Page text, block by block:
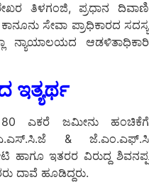
ತಿಳಗಂಜಿ, ಪ್ರಧಾನ ದಿವಾಣಿ
ಸೇವಾ ಪ್ರಾಧಿಕಾರದ ಸದಸ್ಯ
ನ್ಯಾಯಾಲಯದ ಆಡಳಿತಾಧಿಕಾರಿ
ಇತ್ಯರ್ಥ
80 ಎಕರೆ ಜಮೀನು ಹಂಚಿಕೆಗೆ
& ಜೆ.ಎಂ.ಎಫ್.ಸಿ
ಹಾಗೂ ಇತರರ ವಿರುದ್ದ ಶಿವನಪ್ಪ
ದಾವೆ ಹೂಡಿದ್ದರು.